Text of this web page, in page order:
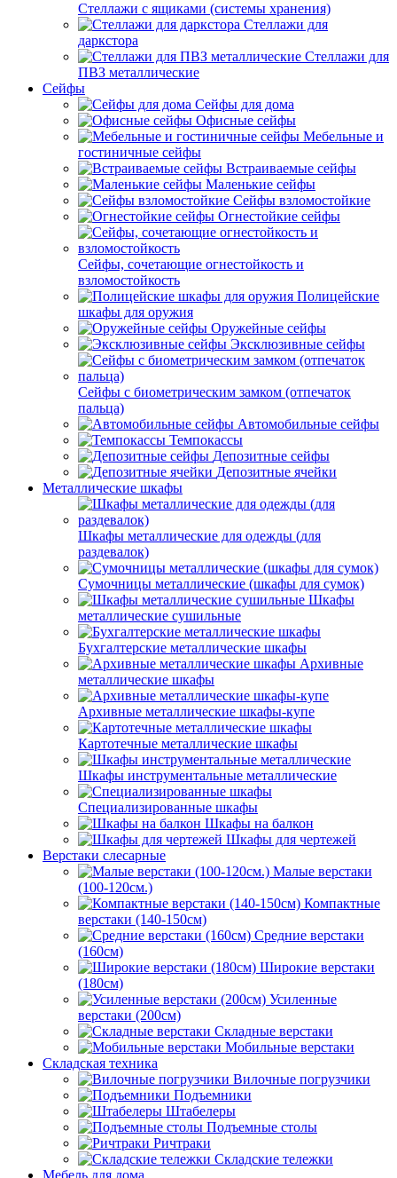
Стеллажи с ящиками (системы хранения)
Стеллажи для
даркстора
Стеллажи для
ПВЗ металлические
Сейфы
Сейфы для дома
Офисные сейфы
Мебельные и
гостиничные сейфы
Встраиваемые сейфы
Маленькие сейфы
Сейфы взломостойкие
Огнестойкие сейфы
Сейфы, сочетающие огнестойкость и
взломостойкость
Полицейские
шкафы для оружия
Оружейные сейфы
Эксклюзивные сейфы
Сейфы с биометрическим замком (отпечаток
пальца)
Автомобильные сейфы
Темпокассы
Депозитные сейфы
Депозитные ячейки
Металлические шкафы
Шкафы металлические для одежды (для
раздевалок)
Сумочницы металлические (шкафы для сумок)
Шкафы
металлические сушильные
Бухгалтерские металлические шкафы
Архивные
металлические шкафы
Архивные металлические шкафы-купе
Картотечные металлические шкафы
Шкафы инструментальные металлические
Специализированные шкафы
Шкафы на балкон
Шкафы для чертежей
Верстаки слесарные
Малые верстаки
(100-120см.)
Компактные
верстаки (140-150см)
Средние верстаки
(160см)
Широкие верстаки
(180см)
Усиленные
верстаки (200см)
Складные верстаки
Мобильные верстаки
Складская техника
Вилочные погрузчики
Подъемники
Штабелеры
Подъемные столы
Ричтраки
Складские тележки
Мебель для дома